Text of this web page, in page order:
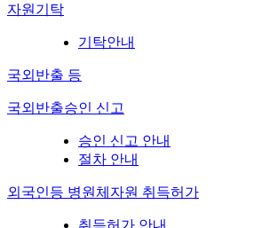
자원기탁
기탁안내
국외반출 등
국외반출승인 신고
승인 신고 안내
절차 안내
외국인등 병원체자원 취득허가
취득허가 안내